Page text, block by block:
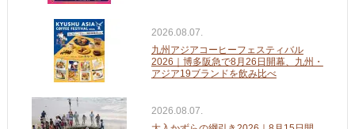
2026.08.07.
九州アジアコーヒーフェスティバル
2026｜博多阪急で8月26日開幕、九州・
アジア19ブランドを飲み比べ
2026.08.07.